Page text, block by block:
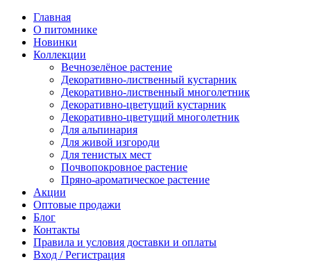
Главная
О питомнике
Новинки
Коллекции
Вечнозелёное растение
Декоративно-лиственный кустарник
Декоративно-лиственный многолетник
Декоративно-цветущий кустарник
Декоративно-цветущий многолетник
Для альпинария
Для живой изгороди
Для тенистых мест
Почвопокровное растение
Пряно-ароматическое растение
Акции
Оптовые продажи
Блог
Контакты
Правила и условия доставки и оплаты
Вход / Регистрация